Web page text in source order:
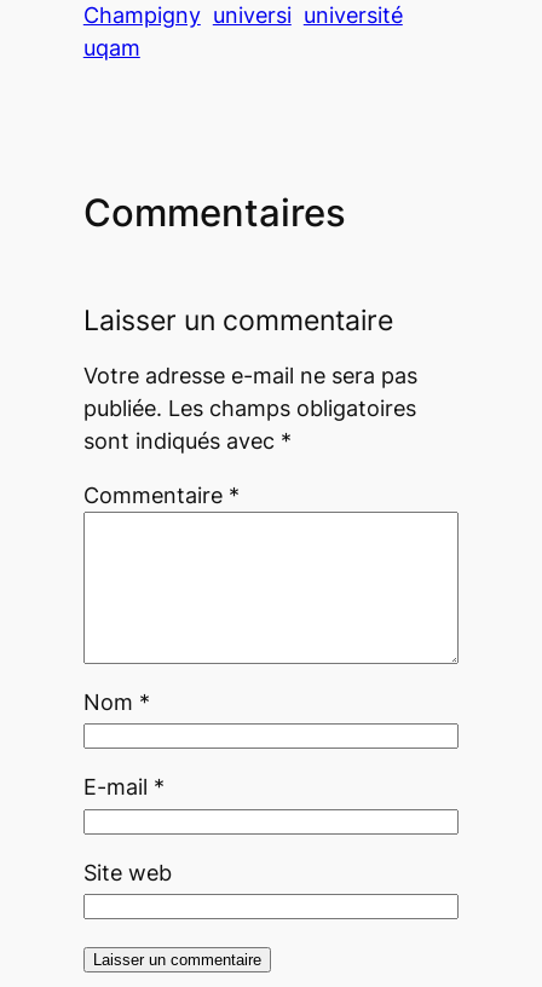
Champigny universi université
uqam
Commentaires
Laisser un commentaire
Votre adresse e-mail ne sera pas
publiée. Les champs obligatoires
sont indiqués avec *
Commentaire *
Nom *
E-mail *
Site web